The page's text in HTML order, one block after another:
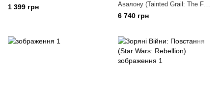
1 399 грн
Авалону (Tainted Grail: The Fall
Of Avalon)
6 740 грн